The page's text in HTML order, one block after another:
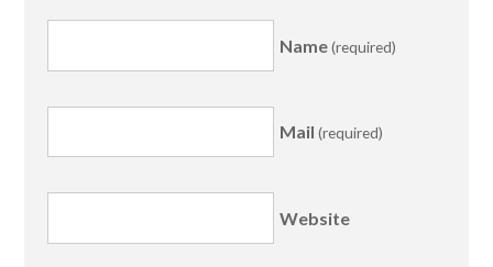
Name(required)
Mail (required)
Website